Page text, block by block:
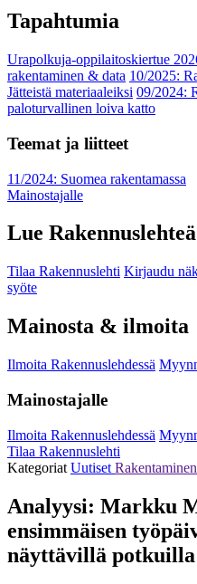
Tapahtumia
Urapolkuja-oppilaitoskiertue
rakentaminen & data 10/2025:
Jätteistä materiaaleiksi 09/2024:
paloturvallinen loiva katto
Teemat ja liitteet
11/2024: Suomea rakentamassa
Mainostajalle
Lue Rakennuslehteä
Tilaa Rakennuslehti Kirjaudu
syöte
Mainosta & ilmoita
Ilmoita Rakennuslehdessä
Mainostajalle
Ilmoita Rakennuslehdessä
Tilaa Rakennuslehti
Kategoriat Uutiset Rakentaminen
Analyysi: Markku
ensimmäisen
näyttävillä potkuilla